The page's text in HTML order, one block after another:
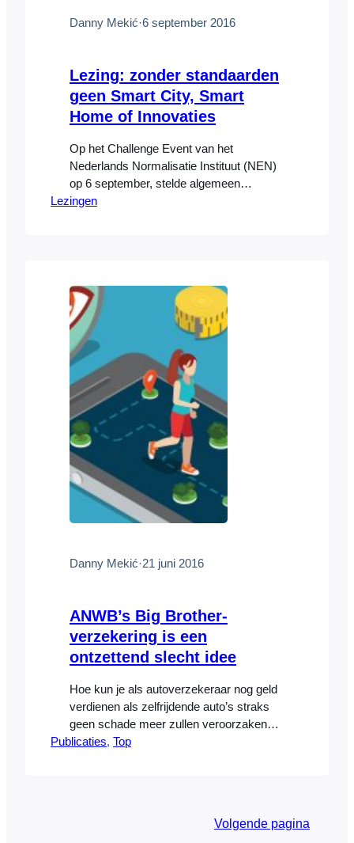
Danny Mekić·6 september 2016
Lezing: zonder standaarden
geen Smart City, Smart
Home of Innovaties
Op het Challenge Event van het
Nederlands Normalisatie Instituut (NEN)
op 6 september, stelde algemeen
directeur Piet-Hein Daverveldt dat met
als Nederlandse normen. Dit jaar viert de
organisatie haar 100-jarig bestaan, en
stelt…
Lezingen
Danny Mekić·21 juni 2016
ANWB’s Big Brother-
verzekering is een
ontzettend slecht idee
Hoe kun je als autoverzekeraar nog geld
verdienen als zelfrijdende auto’s straks
geen schade meer zullen veroorzaken?
Het antwoord is simpel en eng: door
‘Data’ is de nieuwe olie. Achmea
Publicaties, Top
Volgende pagina